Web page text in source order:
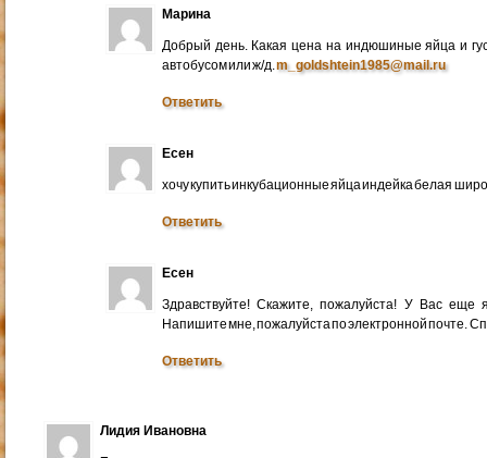
Марина
Добрый день. Какая цена на индюшиные яйца и
автобусом или ж/д.m_goldshtein1985@mail.ru
Ответить
Есен
хочу купить инкубационные яйца индейка белая
Ответить
Есен
Здравствуйте! Скажите, пожалуйста! У Вас еще
Напишите мне, пожалуйста по электронной почте.
Ответить
Лидия Ивановна